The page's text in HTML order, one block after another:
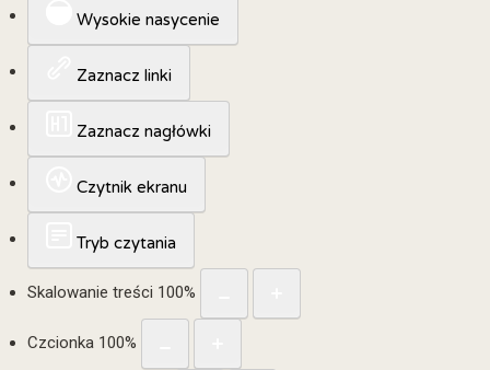
Wysokie nasycenie
Zaznacz linki
Zaznacz nagłówki
Czytnik ekranu
Tryb czytania
Skalowanie treści 100%
Czcionka 100%